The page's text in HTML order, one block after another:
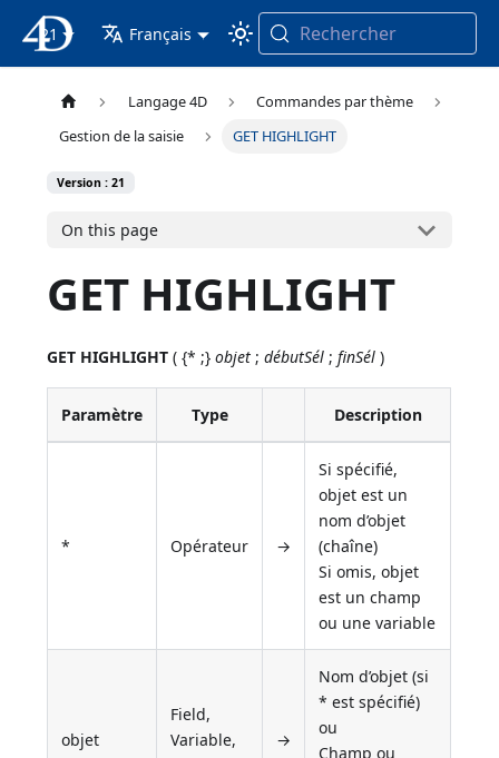
4D Documentation
21 Français Rechercher
Langage 4D
Commandes par thème
Gestion de la saisie
GET HIGHLIGHT
Version : 21
On this page
GET HIGHLIGHT
GET HIGHLIGHT ( {* ;}objet ;débutSél ;finSél )
Paramètre Type Description
* Opérateur →
Si spécifié,
objet est un
nom d’objet
(chaîne)
Si omis, objet
est un champ
ou une variable
objet
Field,
Variable,
→
Nom d’objet (si
* est spécifié)
ou
Champ ou